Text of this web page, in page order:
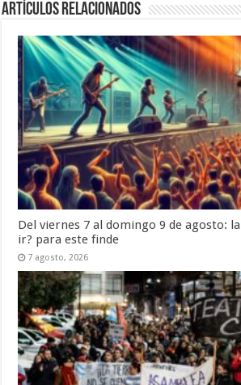
Artículos Relacionados
Del viernes 7 al domingo 9 de agosto:
ir? para este finde
7 agosto, 2026